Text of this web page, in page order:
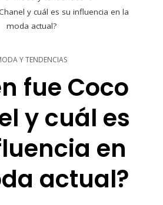
y cuál es su influencia en la
moda actual?
Y TENDENCIAS
fue Coco
y cuál es
en
actual?